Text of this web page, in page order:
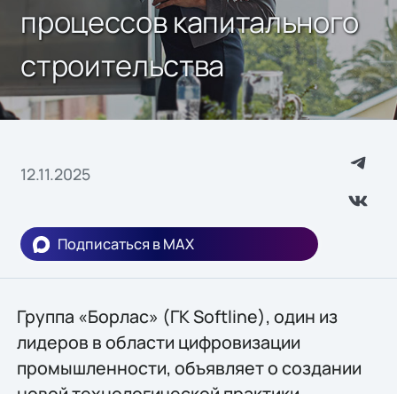
процессов капитального
строительства
12.11.2025
Подписаться в MAX
Группа «Борлас» (ГК Softline), один из
лидеров в области цифровизации
промышленности, объявляет о создании